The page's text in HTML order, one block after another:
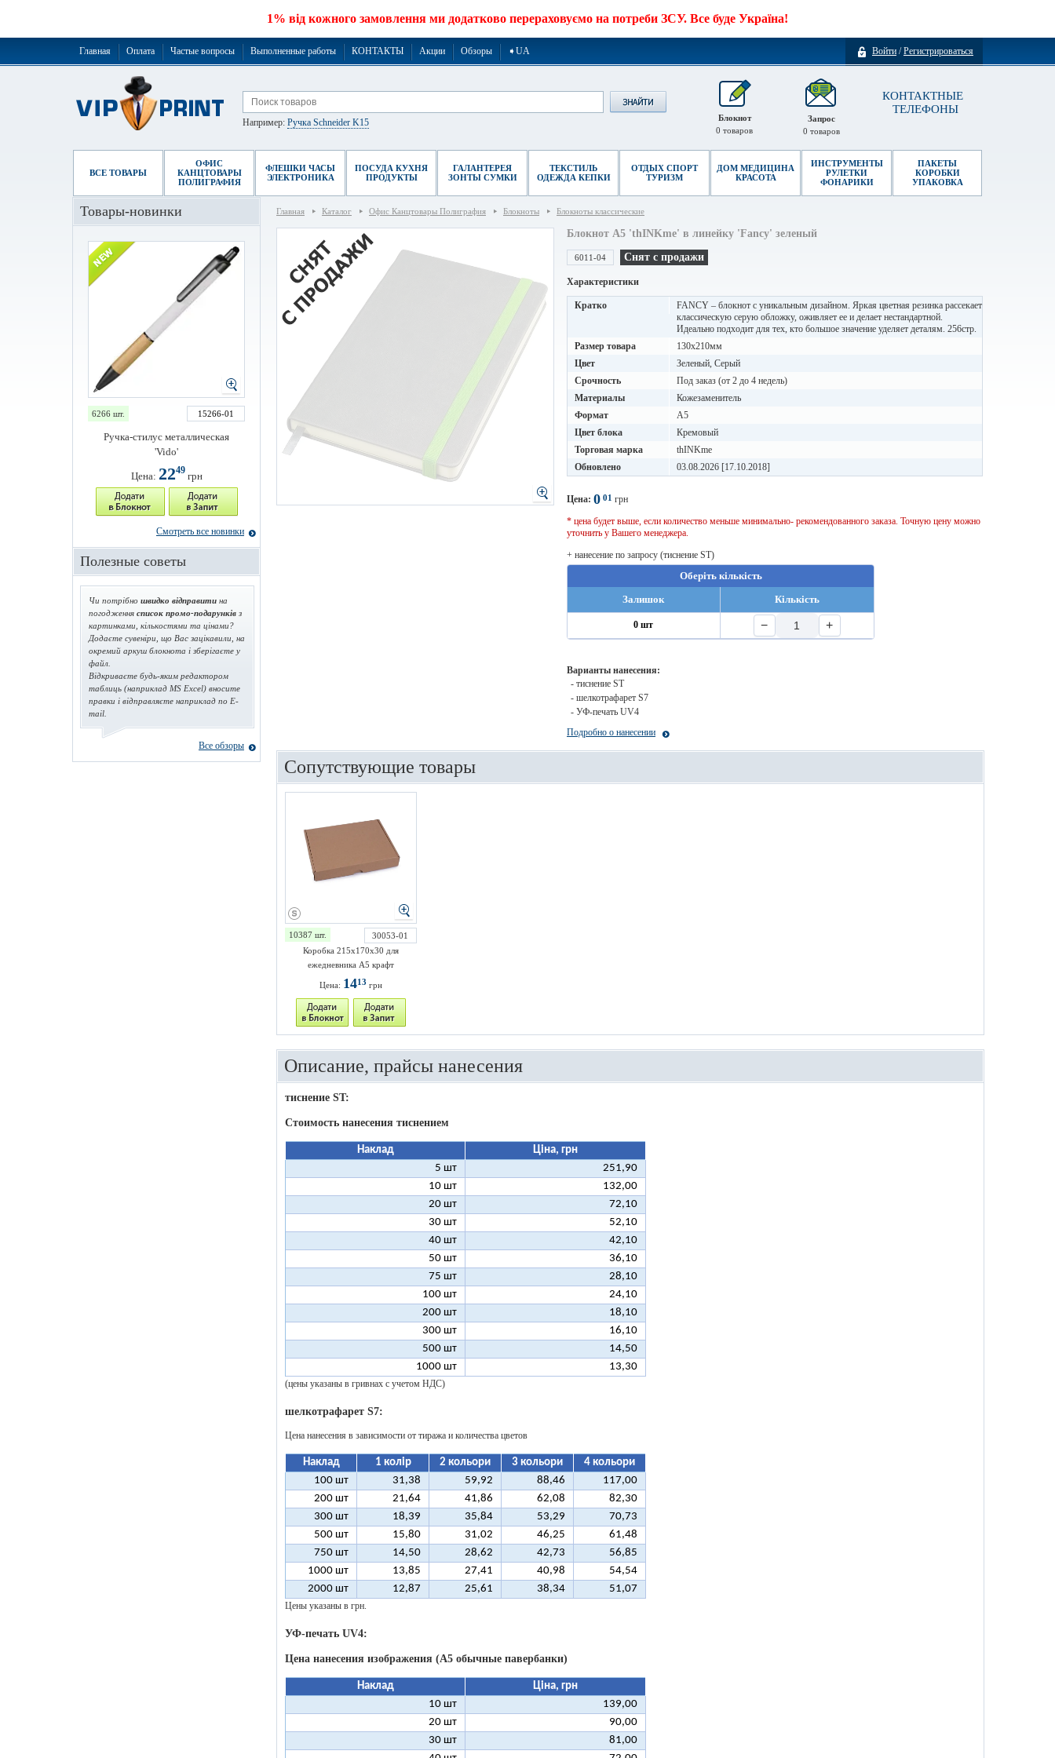
1% від кожного замовлення ми додатково перераховуємо на потреби ЗСУ. Все буде Україна!
Войти /Регистрироваться
Главная Оплата Частые вопросы Выполненные работы КОНТАКТЫ Акции Обзоры ➧UA
КОНТАКТНЫЕ
ТЕЛЕФОНЫ
Запрос
0 товаров
Например: Ручка Schneider K15
Блокнот
0 товаров
ВСЕ ТОВАРЫ
ОФИС
КАНЦТОВАРЫ
ПОЛИГРАФИЯ
ФЛЕШКИ ЧАСЫ
ЭЛЕКТРОНИКА
ПОСУДА КУХНЯ
ПРОДУКТЫ
ГАЛАНТЕРЕЯ
ЗОНТЫ СУМКИ
ТЕКСТИЛЬ
ОДЕЖДА КЕПКИ
ОТДЫХ СПОРТ
ТУРИЗМ
ДОМ МЕДИЦИНА
КРАСОТА
ИНСТРУМЕНТЫ
РУЛЕТКИ
ФОНАРИКИ
ПАКЕТЫ
КОРОБКИ
УПАКОВКА
Главная Каталог Офис Канцтовары Полиграфия Блокноты Блокноты классические
Блокнот A5 'thINKme' в линейку 'Fancy' зеленый
6011-04 Снят с продажи
Характеристики
Кратко
FANCY – блокнот с уникальным дизайном. Яркая цветная резинка рассекает
классическую серую обложку, оживляет ее и делает нестандартной.
Идеально подходит для тех, кто большое значение уделяет деталям. 256стр.
Размер товара
130х210мм
Цвет
Зеленый, Серый
Срочность
Под заказ (от 2 до 4 недель)
Материалы
Кожезаменитель
Формат
A5
Цвет блока
Кремовый
Торговая марка
thINKme
Обновлено
03.08.2026 [17.10.2018]
Цена: 0 01 грн
* цена будет выше, если количество меньше минимально- рекомендованного заказа. Точную цену можно
уточнить у Вашего менеджера.
+ нанесение по запросу (тиснение ST)
Оберіть кількість
Залишок
Кількість
0 шт − +
Варианты нанесения:
- тиснение ST
- шелкотрафарет S7
- УФ-печать UV4
Подробно о нанесении
Сопутствующие товары
10387 шт.
30053-01
Коробка 215х170х30 для
ежедневника А5 крафт
Цена: 1413 грн
Описание, прайсы нанесения
тиснение ST:
Стоимость нанесения тиснением
Наклад
Ціна, грн
5 шт
251,90
10 шт
132,00
20 шт
72,10
30 шт
52,10
40 шт
42,10
50 шт
36,10
75 шт
28,10
100 шт
24,10
200 шт
18,10
300 шт
16,10
500 шт
14,50
1000 шт
13,30
(цены указаны в гривнах с учетом НДС)
шелкотрафарет S7:
Цена нанесения в зависимости от тиража и количества цветов
Наклад 1 колір 2 кольори 3 кольори
4 кольори
100 шт
31,38 59,92 88,46
117,00
200 шт
21,64 41,86 62,08
82,30
300 шт
18,39 35,84 53,29
70,73
500 шт
15,80 31,02 46,25
61,48
750 шт
14,50 28,62 42,73
56,85
1000 шт
13,85 27,41 40,98
54,54
2000 шт
12,87 25,61 38,34 51,07
Цены указаны в грн.
УФ-печать UV4:
Цена нанесения изображения (А5 обычные павербанки)
Наклад
Ціна, грн
10 шт
139,00
20 шт
90,00
30 шт
81,00
Товары-новинки
6266 шт. 15266-01
Ручка-стилус металлическая
'Vido'
Цена: 2249 грн
Смотреть все новинки
Полезные советы
Чи потрібно швидко відправити на
погодження список промо-подарунків з
картинками, кількостями та цінами?
Додаєте сувеніри, що Вас зацікавили, на
окремий аркуш блокнота і зберігаєте у
файл.
Відкриваєте будь-яким редактором
таблиць (наприклад MS Excel) вносите
правки і відправляєте наприклад по E-
mail.
Все обзоры